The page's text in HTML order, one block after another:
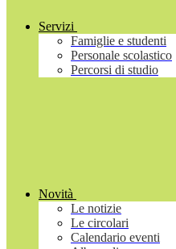
Servizi
Famiglie e studenti
Personale scolastico
Percorsi di studio
Novità
Le notizie
Le circolari
Calendario eventi